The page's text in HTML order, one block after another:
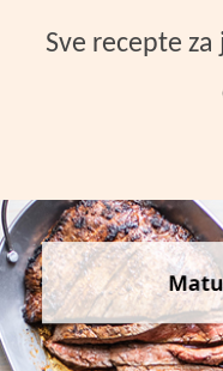
Sve recepte